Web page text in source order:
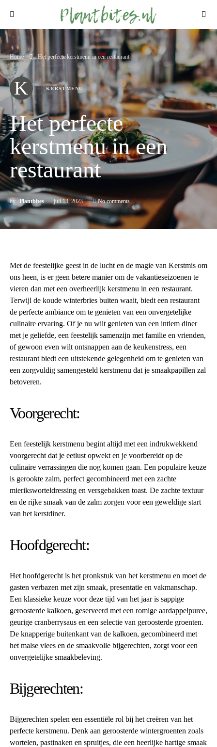
Home Het perfecte kerstmenu in een restaurant
K KERSTMENU
Het perfecte
kerstmenu in een
restaurant
by Plantbites juli 13, 2023 No comments
Met de feestelijke geest in de lucht en de magie van Kerstmis om
ons heen, is er geen betere manier om de vakantieseizoenen te
vieren dan met een overheerlijk kerstmenu in een restaurant.
Terwijl de koude winterbries buiten waait, biedt een restaurant
de perfecte ambiance om te genieten van een onvergetelijke
culinaire ervaring. Of je nu wilt genieten van een intiem diner
met je geliefde, een feestelijk samenzijn met familie en vrienden,
of gewoon even wilt ontsnappen aan de keukenstress, een
restaurant biedt een uitstekende gelegenheid om te genieten van
een zorgvuldig samengesteld kerstmenu dat je smaakpapillen zal
betoveren.
Voorgerecht:
Een feestelijk kerstmenu begint altijd met een indrukwekkend
voorgerecht dat je eetlust opwekt en je voorbereidt op de
culinaire verrassingen die nog komen gaan. Een populaire keuze
is gerookte zalm, perfect gecombineerd met een zachte
mieriksworteldressing en versgebakken toast. De zachte textuur
en de rijke smaak van de zalm zorgen voor een geweldige start
van het kerstdiner.
Hoofdgerecht:
Het hoofdgerecht is het pronkstuk van het kerstmenu en moet de
gasten verbazen met zijn smaak, presentatie en vakmanschap.
Een klassieke keuze voor deze tijd van het jaar is sappige
geroosterde kalkoen, geserveerd met een romige aardappelpuree,
geurige cranberrysaus en een selectie van geroosterde groenten.
De knapperige buitenkant van de kalkoen, gecombineerd met
het malse vlees en de smaakvolle bijgerechten, zorgt voor een
onvergetelijke smaakbeleving.
Bijgerechten:
Bijgerechten spelen een essentiële rol bij het creëren van het
perfecte kerstmenu. Denk aan geroosterde wintergroenten zoals
wortelen, pastinaken en spruitjes, die een heerlijke hartige smaak